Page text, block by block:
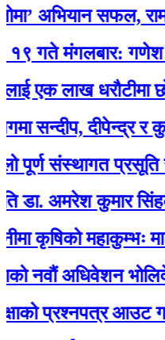
सफल, रामपुरको
गणेश
लाख धरौटीमा
दीपेन्द्र र कुशल
संस्थागत प्रसूति
कुमार सिंहको
महाकुम्भः माटोदेखि
अधिवेशन भोलिदेखि,
प्रश्नपत्र आउट गर्ने